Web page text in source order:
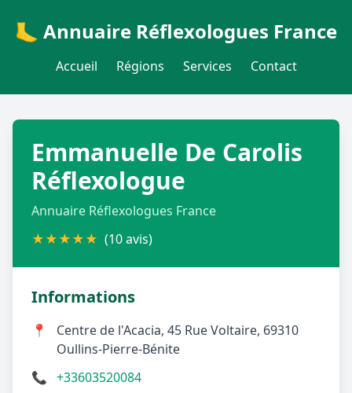
🦶 Annuaire Réflexologues France
Accueil Régions Services Contact
Emmanuelle De Carolis
Réflexologue
Annuaire Réflexologues France
★★★★★ (10 avis)
Informations
📍
Centre de l'Acacia, 45 Rue Voltaire, 69310
Oullins-Pierre-Bénite
📞 +33603520084